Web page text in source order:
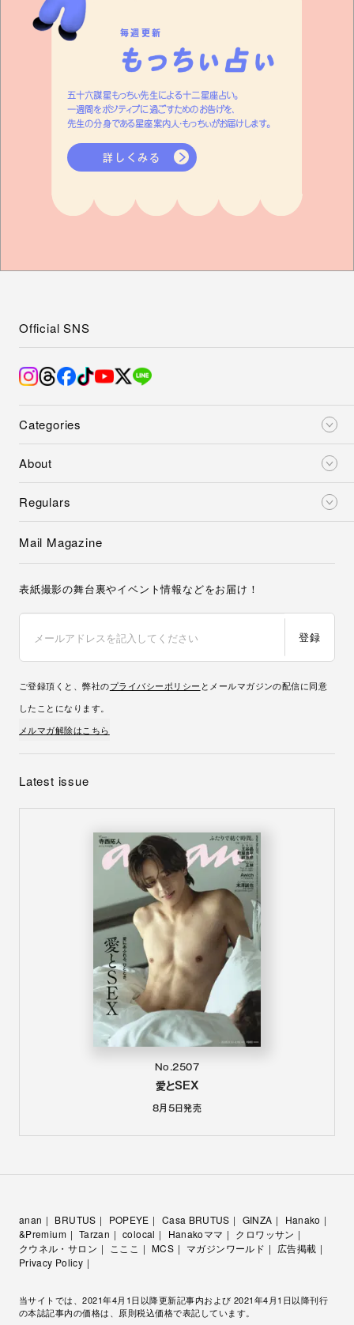
毎週更新
五十六謀星もっちぃ先生による十二星座占い。
一週間をポジティブに過ごすためのお告げを、
先生の分身である星座案内人・もっちぃがお届けします。
詳しくみる
Categories
About
Regulars
Official SNS
Mail Magazine
表紙撮影の舞台裏やイベント情報などをお届け！
登録
ご登録頂くと、弊社のプライバシーポリシー とメールマガジンの配信に同意
したことになります。
メルマガ解除はこちら
Latest issue
No.2507
愛とSEX
8月5日発売
anan BRUTUS POPEYE Casa BRUTUS GINZA
Hanako
&Premium
Tarzan colocal Hanakoママ
クロワッサン
クウネル・サロン
こここ MCS マガジンワールド
広告掲載
Privacy Policy
当サイトでは、2021年4月1日以降更新記事内および 2021年4月1日以降刊行
の本誌記事内の価格は、原則税込価格で表記しています。